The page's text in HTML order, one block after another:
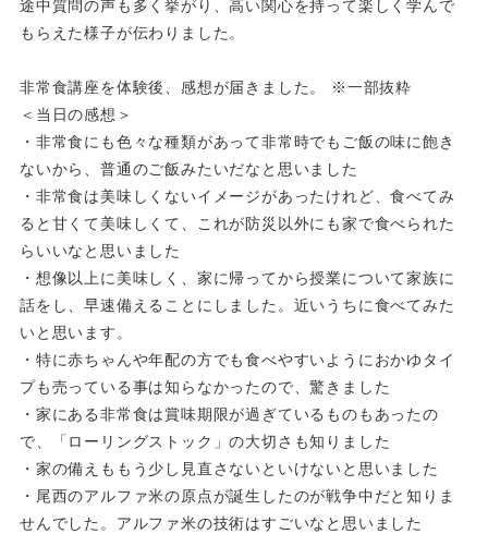
途中質問の声も多く挙がり、高い関心を持って楽しく学んで
もらえた様子が伝わりました。
非常食講座を体験後、感想が届きました。 ※一部抜粋
＜当日の感想＞
・非常食にも色々な種類があって非常時でもご飯の味に飽き
ないから、普通のご飯みたいだなと思いました
・非常食は美味しくないイメージがあったけれど、食べてみ
ると甘くて美味しくて、これが防災以外にも家で食べられた
らいいなと思いました
・想像以上に美味しく、家に帰ってから授業について家族に
話をし、早速備えることにしました。近いうちに食べてみた
いと思います。
・特に赤ちゃんや年配の方でも食べやすいようにおかゆタイ
プも売っている事は知らなかったので、驚きました
・家にある非常食は賞味期限が過ぎているものもあったの
で、「ローリングストック」の大切さも知りました
・家の備えももう少し見直さないといけないと思いました
・尾西のアルファ米の原点が誕生したのが戦争中だと知りま
せんでした。アルファ米の技術はすごいなと思いました